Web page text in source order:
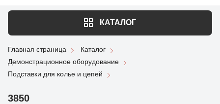
КАТАЛОГ
Главная страница
Каталог
Демонстрационное оборудование
Подставки для колье и цепей
3850